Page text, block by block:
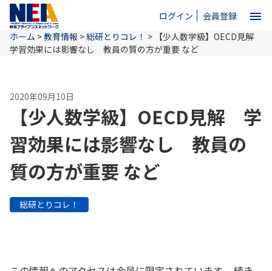
ログイン 会員登録 menu
ホーム
NEAとは
教育情報
お問い合わせ
ホーム >教育情報 >総研とりコレ！ > 【少人数学級】OECD見解
学習効果には影響なし 教員の質の方が重要 など
2020年09月10日
【少人数学級】OECD見解 学
習効果には影響なし 教員の
質の方が重要 など
総研とりコレ！